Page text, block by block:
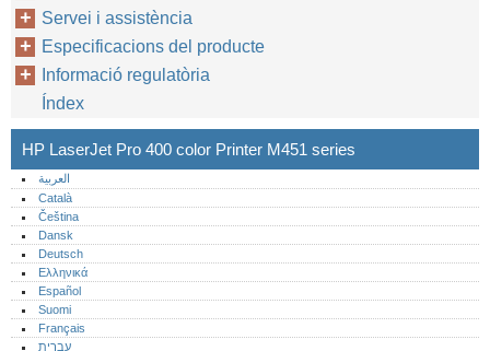
Servei i assistència
Especificacions del producte
Informació regulatòria
Índex
HP LaserJet Pro 400 color Printer M451 series
العربية
Català
Čeština
Dansk
Deutsch
Ελληνικά
Español
Suomi
Français
עברית